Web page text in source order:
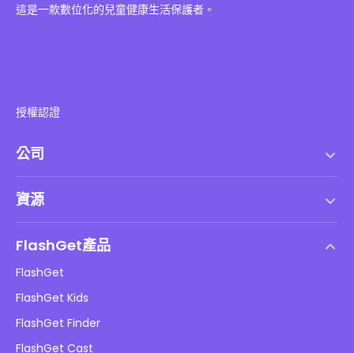
這是一款數位化的兒童健康生活保護者。
授權認證
公司
DMCA 政策
隱私政策
廣告政策
不要出售我的資訊
資源
部落格
兒童在線安全
下載
FlashGet產品
FlashGet
FlashGet Kids
FlashGet Finder
FlashGet Cast